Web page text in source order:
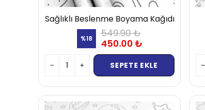
Sağlıklı Beslenme Boyama Kağıdı
%18
549.90 ₺
450.00 ₺
SEPETE EKLE